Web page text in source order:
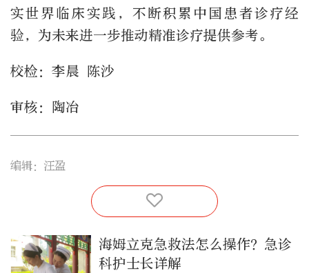
实世界临床实践，不断积累中国患者诊疗经
验，为未来进一步推动精准诊疗提供参考。
校检：李晨 陈沙
审核：陶冶
编辑：汪盈
海姆立克急救法怎么操作？急诊
科护士长详解